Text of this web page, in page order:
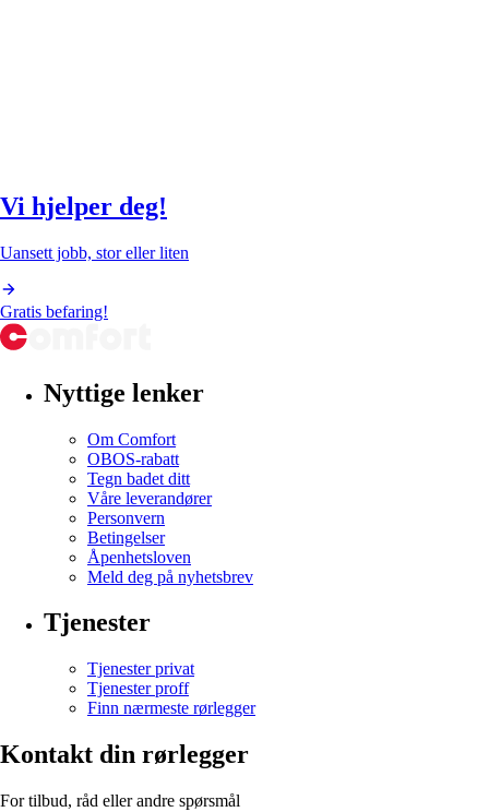
Vi hjelper deg!
Uansett jobb, stor eller liten
Gratis befaring!
Nyttige lenker
Om Comfort
OBOS-rabatt
Tegn badet ditt
Våre leverandører
Personvern
Betingelser
Åpenhetsloven
Meld deg på nyhetsbrev
Tjenester
Tjenester privat
Tjenester proff
Finn nærmeste rørlegger
Kontakt din rørlegger
For tilbud, råd eller andre spørsmål